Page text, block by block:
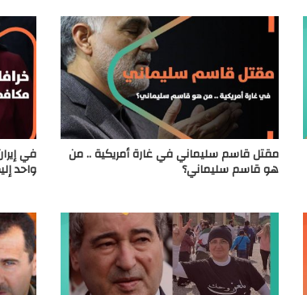
مقتل قاسم سليماني في غارة أمريكية .. من
هو قاسم سليماني؟
في
واحد